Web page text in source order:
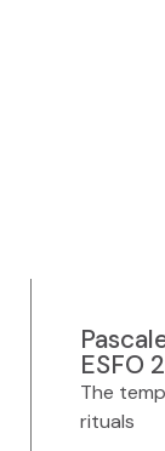
ESFO
The
rituals